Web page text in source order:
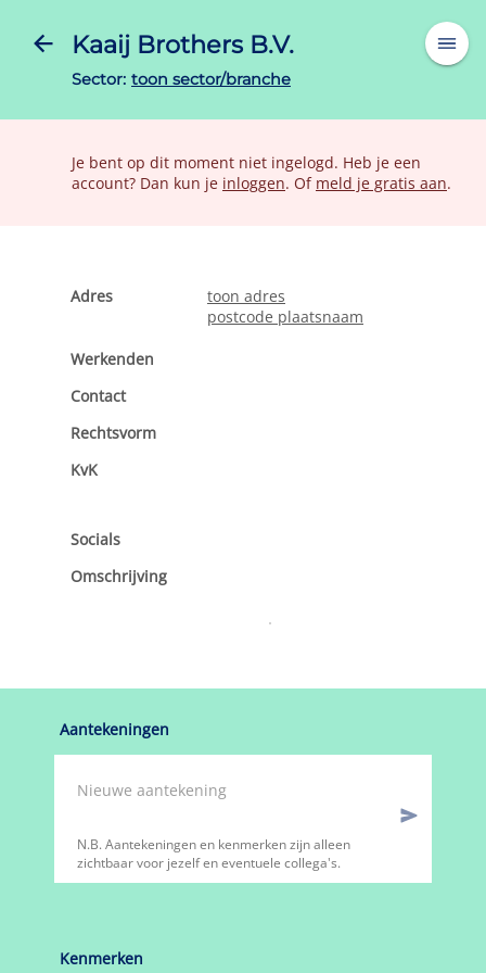
Kaaij Brothers B.V.
Sector: toon sector/branche
Je bent op dit moment niet ingelogd. Heb je een
account? Dan kun je inloggen. Of meld je gratis aan.
Adres
toon adres
postcode plaatsnaam
Werkenden
Contact
Rechtsvorm
KvK
Socials
Omschrijving
Aantekeningen
N.B. Aantekeningen en kenmerken zijn alleen
zichtbaar voor jezelf en eventuele collega's.
Kenmerken